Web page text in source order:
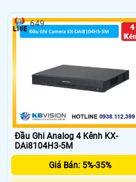
Đầu Ghi Analog 4 Kênh KX-
DAi8104H3-5M
Giá Bán: 5%-35%
649